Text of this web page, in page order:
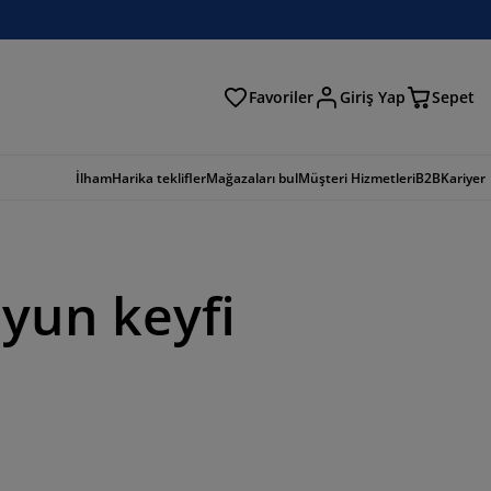
Favoriler Giriş Yap Sepet
İlhamHarika tekliflerMağazaları bulMüşteri HizmetleriB2BKariyer
keyfi